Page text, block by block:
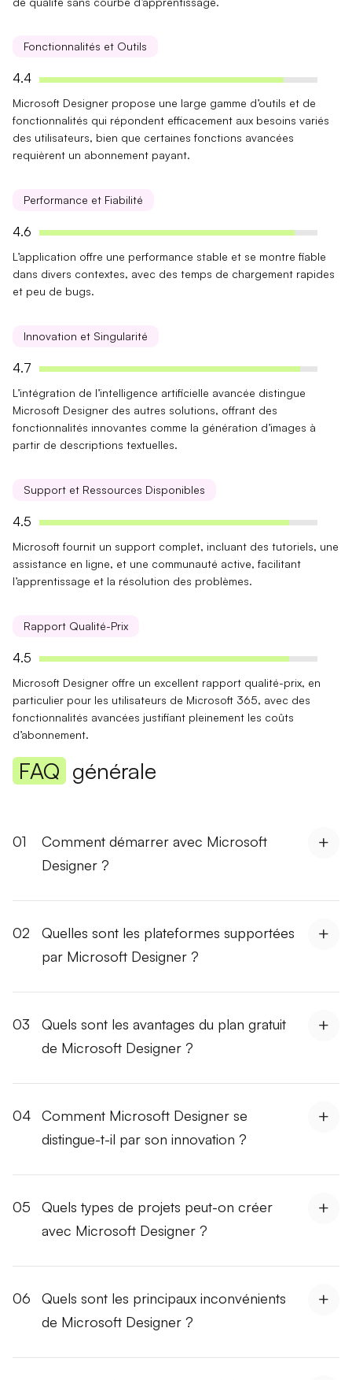
Fonctionnalités et Outils
4.4
Microsoft Designer propose une large gamme d’outils et de
fonctionnalités qui répondent efficacement aux besoins variés
des utilisateurs, bien que certaines fonctions avancées
requièrent un abonnement payant.
Performance et Fiabilité
4.6
L’application offre une performance stable et se montre fiable
dans divers contextes, avec des temps de chargement rapides
et peu de bugs.
Innovation et Singularité
4.7
L’intégration de l’intelligence artificielle avancée distingue
Microsoft Designer des autres solutions, offrant des
fonctionnalités innovantes comme la génération d’images à
partir de descriptions textuelles.
Support et Ressources Disponibles
4.5
Microsoft fournit un support complet, incluant des tutoriels, une
assistance en ligne, et une communauté active, facilitant
l’apprentissage et la résolution des problèmes.
Rapport Qualité-Prix
4.5
Microsoft Designer offre un excellent rapport qualité-prix, en
particulier pour les utilisateurs de Microsoft 365, avec des
fonctionnalités avancées justifiant pleinement les coûts
d’abonnement.
FAQ générale
01
Comment démarrer avec Microsoft
Designer ?
02
Quelles sont les plateformes supportées
par Microsoft Designer ?
03
Quels sont les avantages du plan gratuit
de Microsoft Designer ?
04
Comment Microsoft Designer se
distingue-t-il par son innovation ?
05
Quels types de projets peut-on créer
avec Microsoft Designer ?
06
Quels sont les principaux inconvénients
de Microsoft Designer ?